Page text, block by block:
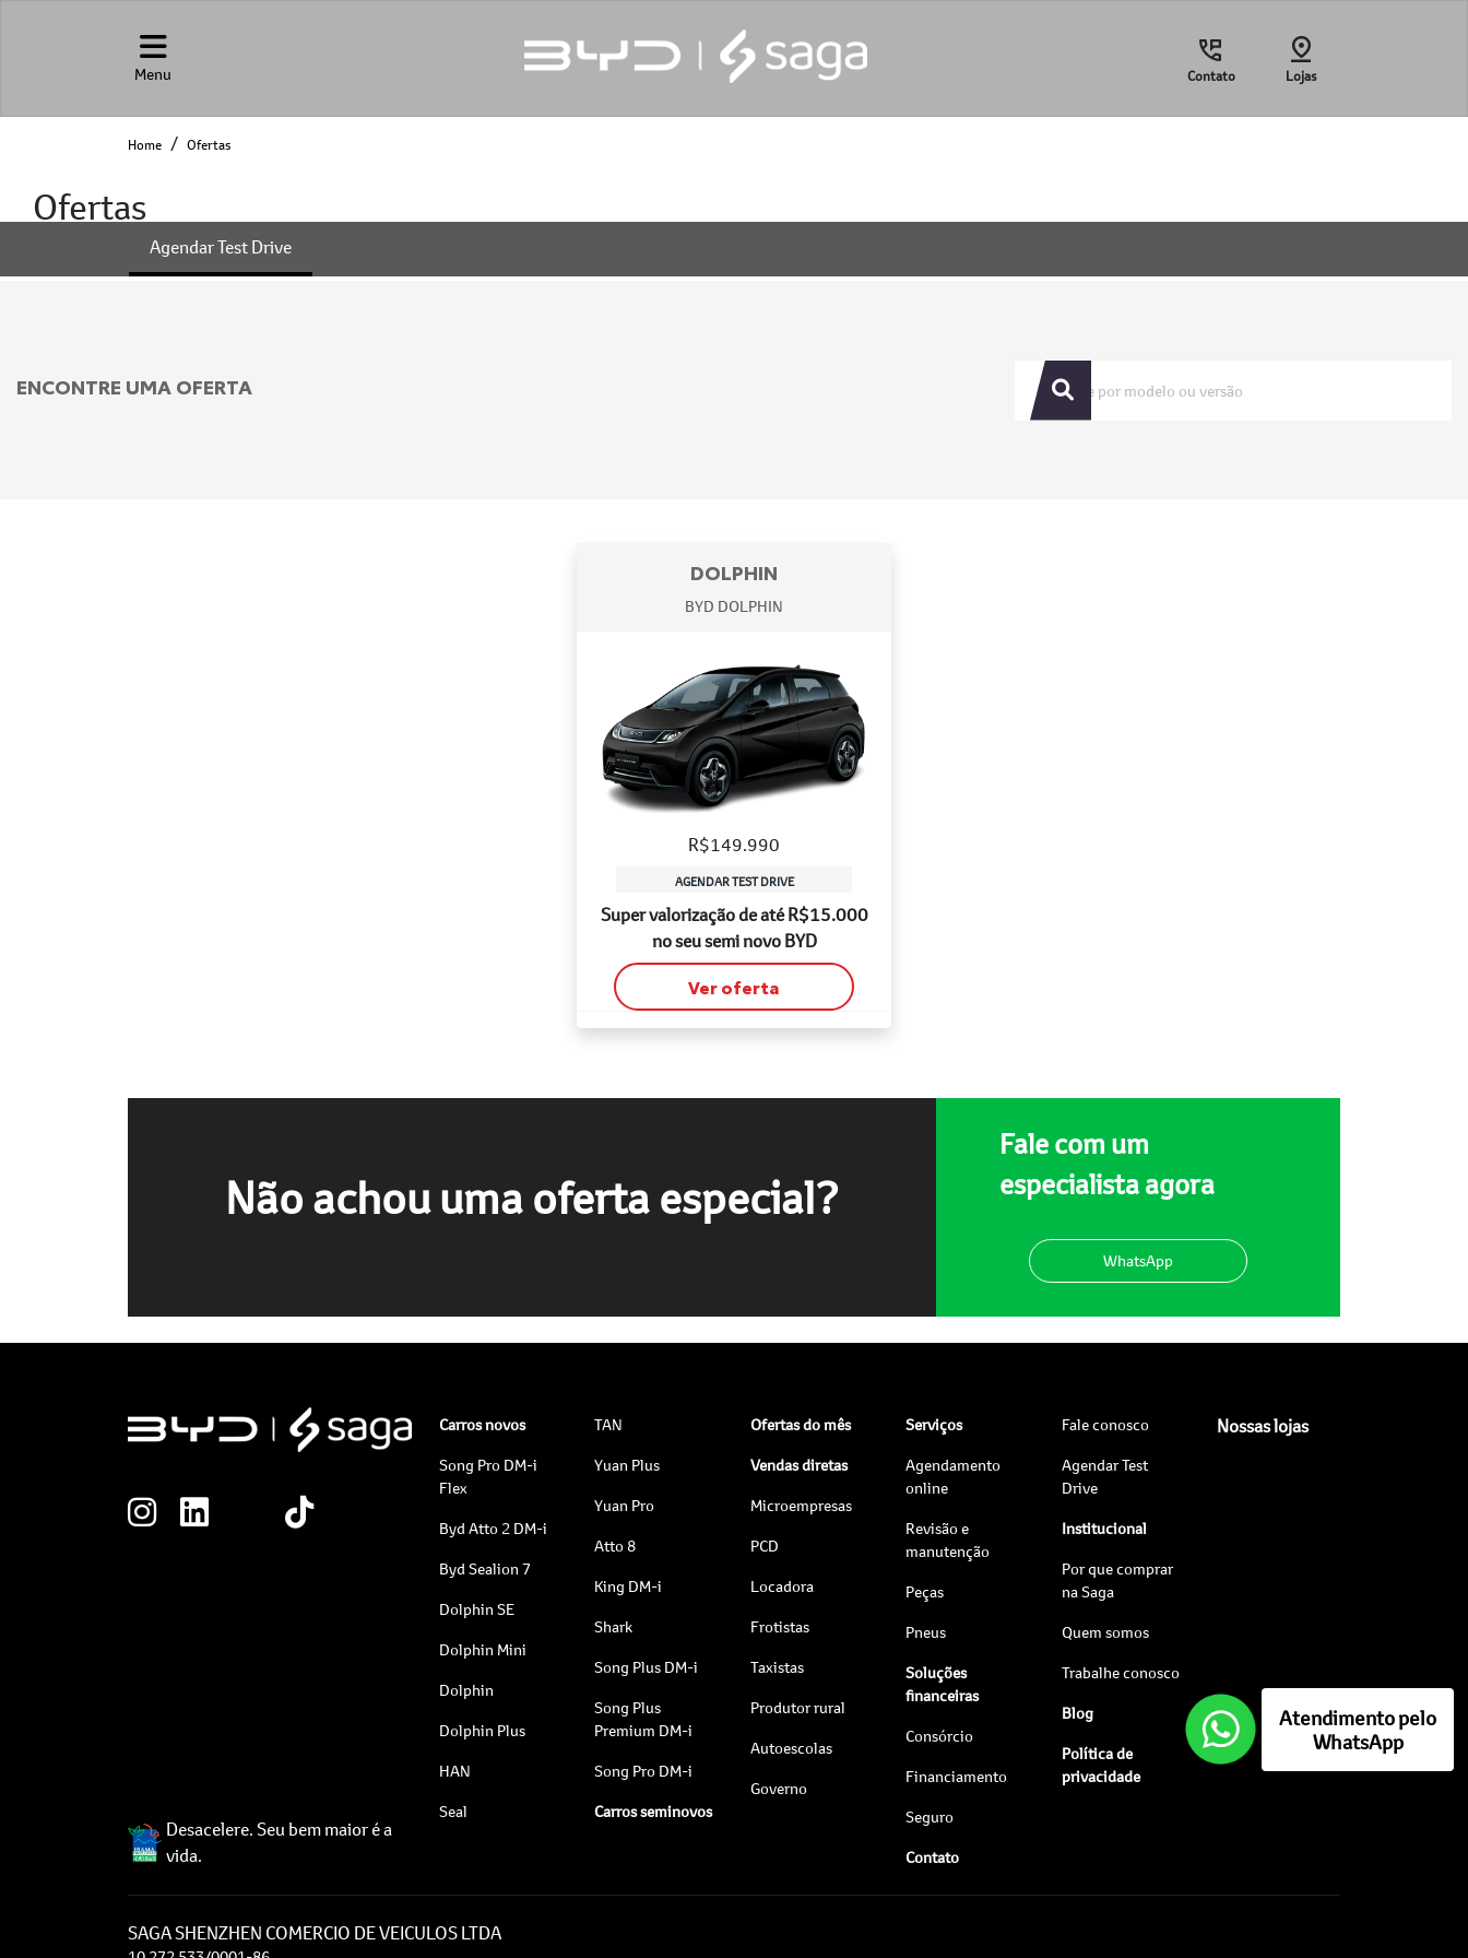
Menu Contato Lojas
Home Ofertas
Agendar Test Drive
Ofertas
ENCONTRE UMA OFERTA
DOLPHIN
BYD DOLPHIN
R$149.990
AGENDAR TEST DRIVE
Super valorização de até R$15.000
no seu semi novo BYD
Ver oferta
Não achou uma oferta especial?
Fale com um
especialista agora
WhatsApp
Desacelere. Seu bem maior é a
vida.
Carros novos
Song Pro DM-i
Flex
Byd Atto 2 DM-i
Byd Sealion 7
Dolphin SE
Dolphin Mini
Dolphin
Dolphin Plus
HAN
Seal
TAN
Yuan Plus
Yuan Pro
Atto 8
King DM-i
Shark
Song Plus DM-i
Song Plus
Premium DM-i
Song Pro DM-i
Carros seminovos
Ofertas do mês
Vendas diretas
Microempresas
PCD
Locadora
Frotistas
Taxistas
Produtor rural
Autoescolas
Governo
Serviços
Agendamento
online
Revisão e
manutenção
Peças
Pneus
Soluções
financeiras
Consórcio
Financiamento
Seguro
Contato
Fale conosco
Agendar Test
Drive
Institucional
Por que comprar
na Saga
Quem somos
Trabalhe conosco
Blog
Política de
privacidade
Nossas lojas
SAGA SHENZHEN COMERCIO DE VEICULOS LTDA
Atendimento pelo
WhatsApp